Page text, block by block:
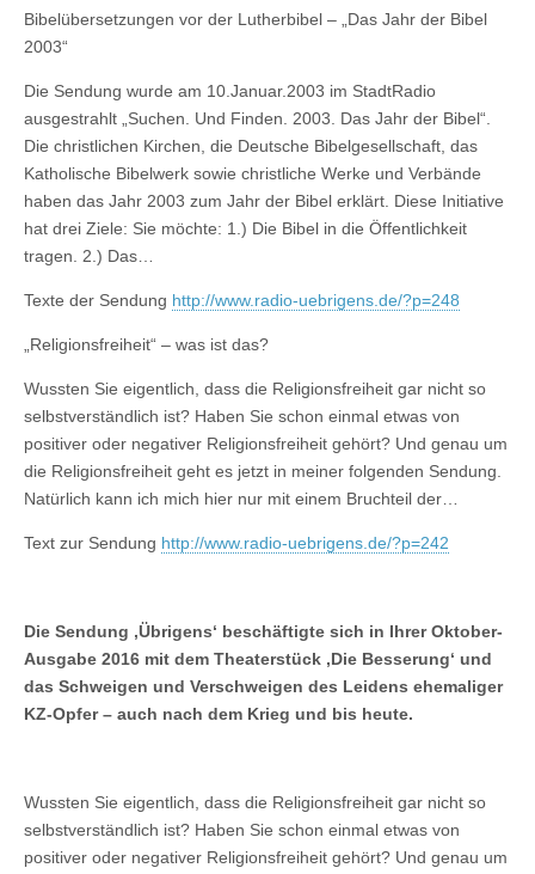
Bibelübersetzungen vor der Lutherbibel – „Das Jahr der Bibel
2003“
Die Sendung wurde am 10.Januar.2003 im StadtRadio
ausgestrahlt „Suchen. Und Finden. 2003. Das Jahr der Bibel“.
Die christlichen Kirchen, die Deutsche Bibelgesellschaft, das
Katholische Bibelwerk sowie christliche Werke und Verbände
haben das Jahr 2003 zum Jahr der Bibel erklärt. Diese Initiative
hat drei Ziele: Sie möchte: 1.) Die Bibel in die Öffentlichkeit
tragen. 2.) Das…
Texte der Sendung http://www.radio-uebrigens.de/?p=248
„Religionsfreiheit“ – was ist das?
Wussten Sie eigentlich, dass die Religionsfreiheit gar nicht so
selbstverständlich ist? Haben Sie schon einmal etwas von
positiver oder negativer Religionsfreiheit gehört? Und genau um
die Religionsfreiheit geht es jetzt in meiner folgenden Sendung.
Natürlich kann ich mich hier nur mit einem Bruchteil der…
Text zur Sendung http://www.radio-uebrigens.de/?p=242
Die Sendung ‚Übrigens‘ beschäftigte sich in Ihrer Oktober-
Ausgabe 2016 mit dem Theaterstück ‚Die Besserung‘ und
das Schweigen und Verschweigen des Leidens ehemaliger
KZ-Opfer – auch nach dem Krieg und bis heute.
Wussten Sie eigentlich, dass die Religionsfreiheit gar nicht so
selbstverständlich ist? Haben Sie schon einmal etwas von
positiver oder negativer Religionsfreiheit gehört? Und genau um